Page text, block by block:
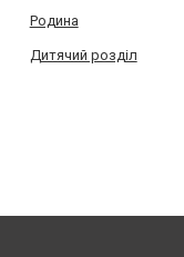
Родина
Дитячий розділ